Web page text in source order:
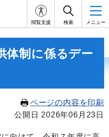
閲覧支援 検索 メニュー
体制に係るデー
ページの内容を印刷
公開日 2026年06月23日